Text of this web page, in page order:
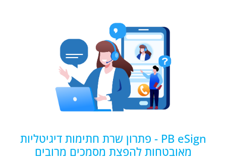
PB eSign - פתרון שרת חתימות דיגיטליות
מאובטחות להפצת מסמכים מרובים